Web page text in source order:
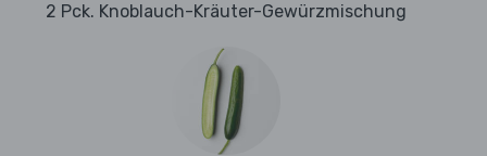
2 Pck. Knoblauch-Kräuter-Gewürzmischung